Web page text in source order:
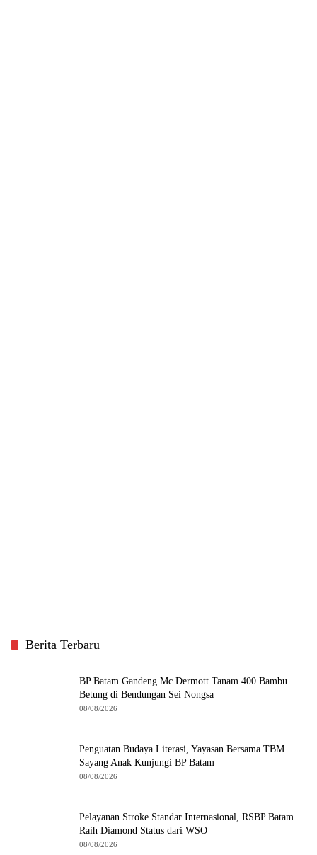
Berita Terbaru
BP Batam Gandeng Mc Dermott Tanam 400 Bambu
Betung di Bendungan Sei Nongsa
08/08/2026
Penguatan Budaya Literasi, Yayasan Bersama TBM
Sayang Anak Kunjungi BP Batam
08/08/2026
Pelayanan Stroke Standar Internasional, RSBP Batam
Raih Diamond Status dari WSO
08/08/2026